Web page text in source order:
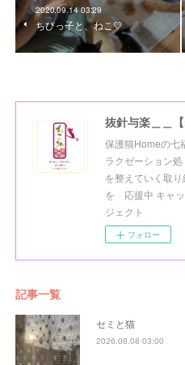
2020.09.14 03:29
ちびっ子と、ねこ💛
保護猫Homeの七
ラクゼーション
を整えていく取
を 応援中 キャ
ジェクト
フォロー
記事一覧
セミと猫
2026.08.08 03:00